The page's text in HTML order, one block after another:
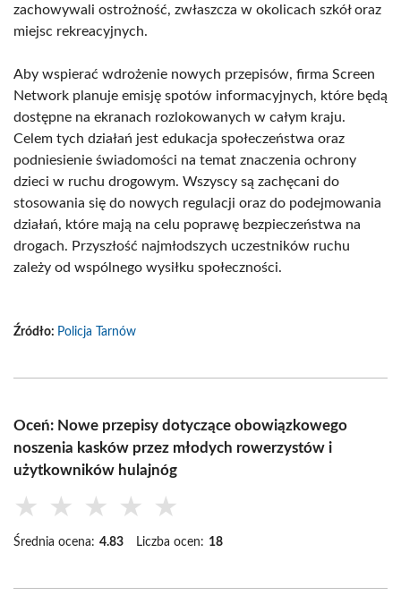
zachowywali ostrożność, zwłaszcza w okolicach szkół oraz
miejsc rekreacyjnych.
Aby wspierać wdrożenie nowych przepisów, firma Screen
Network planuje emisję spotów informacyjnych, które będą
dostępne na ekranach rozlokowanych w całym kraju.
Celem tych działań jest edukacja społeczeństwa oraz
podniesienie świadomości na temat znaczenia ochrony
dzieci w ruchu drogowym. Wszyscy są zachęcani do
stosowania się do nowych regulacji oraz do podejmowania
działań, które mają na celu poprawę bezpieczeństwa na
drogach. Przyszłość najmłodszych uczestników ruchu
zależy od wspólnego wysiłku społeczności.
Źródło: Policja Tarnów
Oceń: Nowe przepisy dotyczące obowiązkowego
noszenia kasków przez młodych rowerzystów i
użytkowników hulajnóg
★ ★ ★ ★ ★
Średnia ocena: 4.83 Liczba ocen: 18